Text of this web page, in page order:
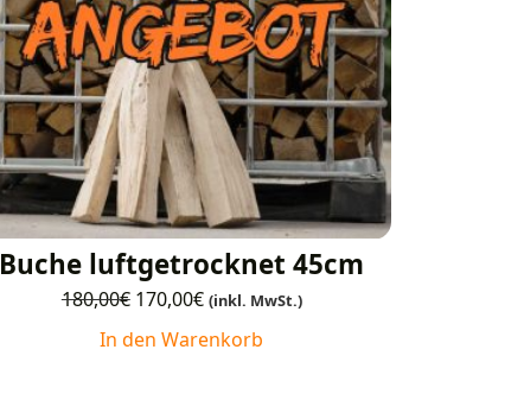
Buche luftgetrocknet 45cm
180,00€ 170,00€ (inkl. MwSt.)
In den Warenkorb